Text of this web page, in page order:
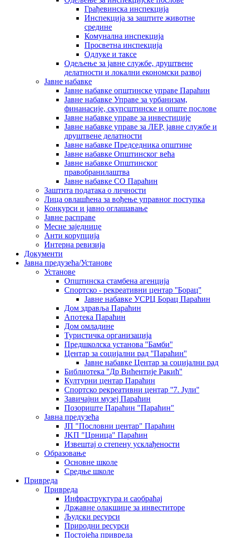
Грађевинска инспекција
Инспекција за заштите животне
средине
Комунална инспекција
Просветна инспекција
Одлуке и таксе
Одељење за јавне службе, друштвене
делатности и локални економски развој
Јавне набавке
Јавне набавке општинске управе Параћин
Јавне набавке Управе за урбанизам,
финанасије, скупсштинске и опште послове
Јавне набавке управе за инвестиције
Јавне набавке управе за ЛЕР, јавне службе и
друштвене делатности
Јавне набавке Председника општине
Јавне набавке Општинског већа
Јавне набавке Општинског
правобранилаштва
Јавне набавке СО Параћин
Заштита података о личности
Лица овлашћена за вођење управног поступка
Конкурси и јавно оглашавање
Јавне расправе
Месне заједнице
Анти корупција
Интерна ревизија
Документи
Јавна предузећа/Установе
Установе
Општинскa стамбенa агенцијa
Спортско - рекреативни центар ''Борац''
Јавне набавке УСРЦ Борац Параћин
Дом здравља Параћин
Апотека Параћин
Дом омладине
Туристичка организација
Предшколска установа ''Бамби''
Центар за социјални рад ''Параћин''
Јавне набавке Центар за социјални рад
Библиотека ''Др Вићентије Ракић''
Културни центар Параћин
Спортско рекреативни центар ''7. Јули''
Завичајни музеј Параћин
Позориште Параћин "Параћин"
Јавна предузећа
ЈП "Пословни центар" Параћин
ЈKП "Црница" Параћин
Извештај о степену усклађености
Образовање
Основне школе
Средње школе
Привреда
Привреда
Инфраструктура и саобраћај
Државне олакшице за инвеститоре
Људски ресурси
Природни ресурси
Постојећа привреда